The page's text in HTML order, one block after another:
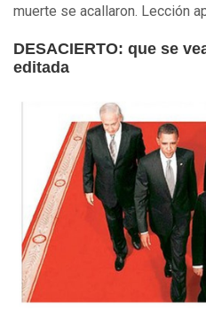
muerte se acallaron. Lección
DESACIERTO: que se
editada